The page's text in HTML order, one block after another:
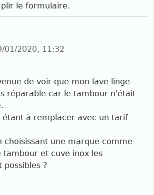
le formulaire.
01/2020, 11:32
de voir que mon lave linge
réparable car le tambour n'était
étant à remplacer avec un tarif
choisissant une marque comme
tambour et cuve inox les
possibles ?